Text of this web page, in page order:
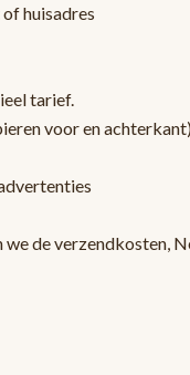
huisadres
tarief.
voor en
de verzendkosten,